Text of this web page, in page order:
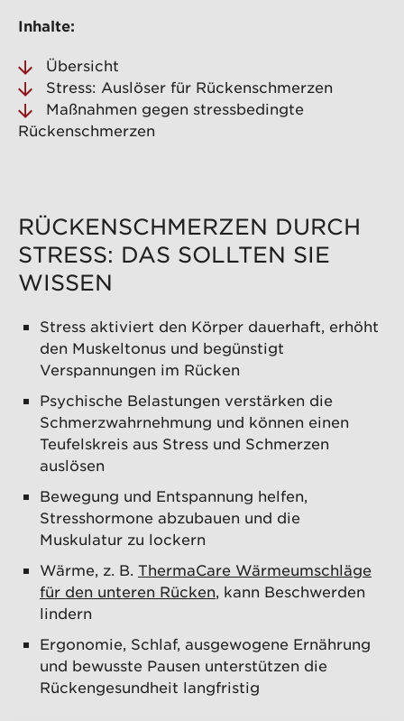
Inhalte:
Übersicht
Stress: Auslöser für Rückenschmerzen
Maßnahmen gegen stressbedingte
Rückenschmerzen
RÜCKENSCHMERZEN DURCH
STRESS: DAS SOLLTEN SIE
WISSEN
Stress aktiviert den Körper dauerhaft, erhöht
den Muskeltonus und begünstigt
Verspannungen im Rücken
Psychische Belastungen verstärken die
Schmerzwahrnehmung und können einen
Teufelskreis aus Stress und Schmerzen
auslösen
Bewegung und Entspannung helfen,
Stresshormone abzubauen und die
Muskulatur zu lockern
Wärme, z. B. ThermaCare Wärmeumschläge
für den unteren Rücken, kann Beschwerden
lindern
Ergonomie, Schlaf, ausgewogene Ernährung
und bewusste Pausen unterstützen die
Rückengesundheit langfristig